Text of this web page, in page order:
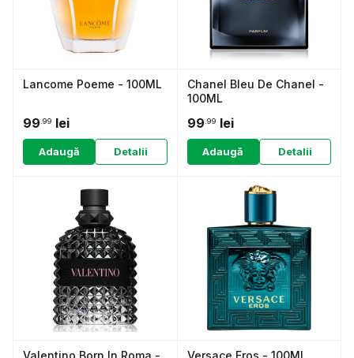
Lancome Poeme - 100ML
99 .99 lei
Adaugă Detalii
Chanel Bleu De Chanel -
100ML
99 .99 lei
Adaugă Detalii
Valentino Born In Roma - Versace Eros - 100ML